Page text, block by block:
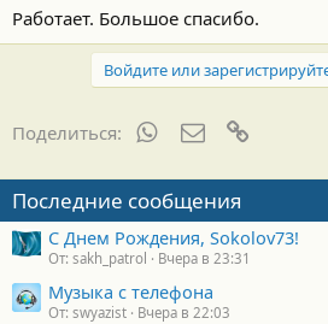
Работает. Большое спасибо.
Войдите или
Поделиться: WhatsAppЭлектронная
Последние сообщения
С Днем Рождения, Sokolov73!
От: sakh_patrol Вчера в 23:31
Музыка с телефона
От: swyazist Вчера в 22:03